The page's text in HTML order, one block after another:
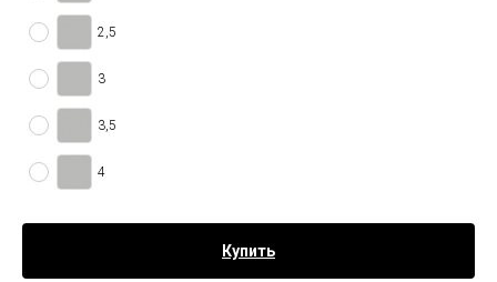
2,5
3
3,5
4
Купить